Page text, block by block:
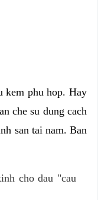
kem phu hop. Hay
che su dung cach
san tai nam. Ban
cho dau "cau